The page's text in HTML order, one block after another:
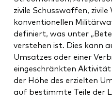
zivile Schusswaffen,
konventionellen
definiert, was unter
verstehen ist. Dies kann
Umsatzes oder einer
eingeschränkten
der Höhe des erzielten
auf bestimmte Teile der